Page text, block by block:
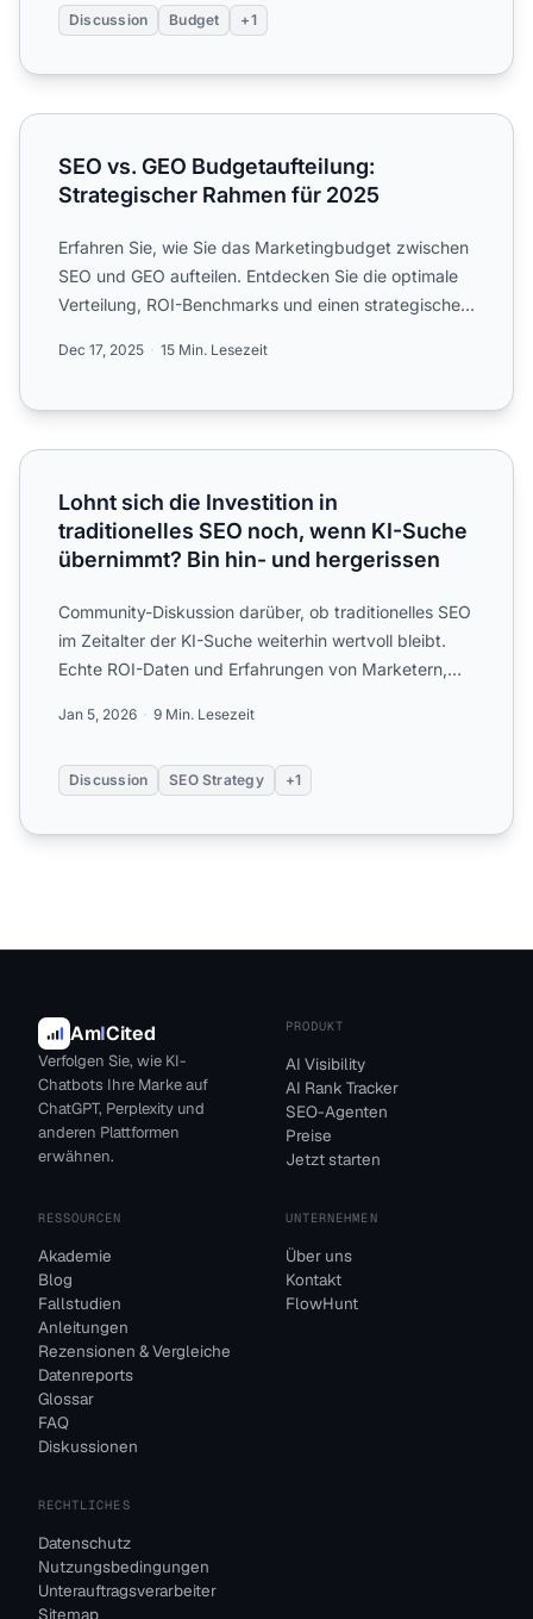
Discussion Budget +1
SEO vs. GEO Budgetaufteilung: Strategischer Rahmen für
SEO vs. GEO Budgetaufteilung:
Strategischer Rahmen für 2025
Erfahren Sie, wie Sie das Marketingbudget zwischen
SEO und GEO aufteilen. Entdecken Sie die optimale
Verteilung, ROI-Benchmarks und einen strategischen
Dec 17, 2025 15 Min. Lesezeit
Lohnt sich die Investition in traditionelles SEO noch,
Lohnt sich die Investition in
traditionelles SEO noch, wenn KI-Suche
übernimmt? Bin hin- und hergerissen
Community-Diskussion darüber, ob traditionelles SEO
im Zeitalter der KI-Suche weiterhin wertvoll bleibt.
Echte ROI-Daten und Erfahrungen von Marketern,
Jan 5, 2026 9 Min. Lesezeit
Discussion SEO Strategy +1
AmICited
Verfolgen Sie, wie KI-
Chatbots Ihre Marke auf
ChatGPT, Perplexity und
anderen Plattformen
erwähnen.
PRODUKT
AI Visibility
AI Rank Tracker
SEO-Agenten
Preise
Jetzt starten
RESSOURCEN
Akademie
Blog
Fallstudien
Anleitungen
Rezensionen & Vergleiche
Datenreports
Glossar
FAQ
Diskussionen
UNTERNEHMEN
Über uns
Kontakt
FlowHunt
RECHTLICHES
Datenschutz
Nutzungsbedingungen
Unterauftragsverarbeiter
Sitemap